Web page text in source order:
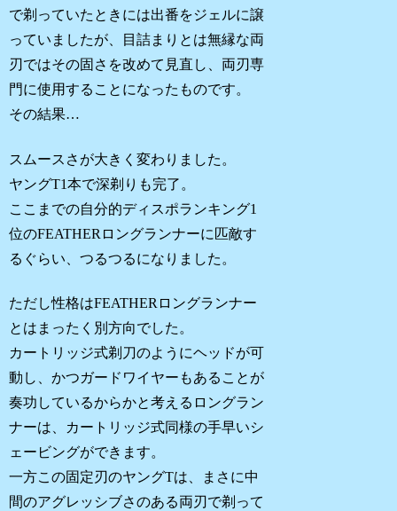
で剃っていたときには出番をジェルに譲
っていましたが、目詰まりとは無縁な両
刃ではその固さを改めて見直し、両刃専
門に使用することになったものです。
その結果…
スムースさが大きく変わりました。
ヤングT1本で深剃りも完了。
ここまでの自分的ディスポランキング1
位のFEATHERロングランナーに匹敵す
るぐらい、つるつるになりました。
ただし性格はFEATHERロングランナー
とはまったく別方向でした。
カートリッジ式剃刀のようにヘッドが可
動し、かつガードワイヤーもあることが
奏功しているからかと考えるロングラン
ナーは、カートリッジ式同様の手早いシ
ェービングができます。
一方この固定刃のヤングTは、まさに中
間のアグレッシブさのある両刃で剃って